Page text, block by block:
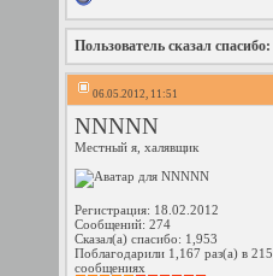
Пользователь сказал cпасибо:
06.05.2012, 11:51
NNNNN
Местный я, халявщик
Регистрация: 18.02.2012
Сообщений: 274
Сказал(а) спасибо: 1,953
Поблагодарили 1,167 раз(а) в 215
сообщениях